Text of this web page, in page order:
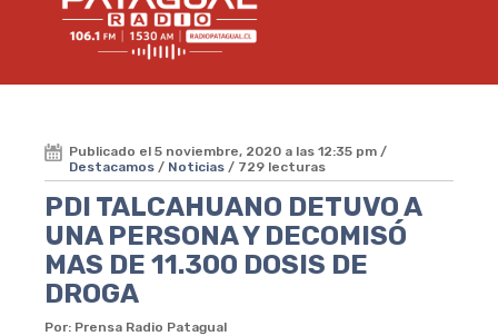
Publicado el 5 noviembre, 2020 a las 12:35 pm /
Destacamos / Noticias / 729 lecturas
PDI TALCAHUANO DETUVO A
UNA PERSONA Y DECOMISÓ
MAS DE 11.300 DOSIS DE
DROGA
Por: Prensa Radio Patagual